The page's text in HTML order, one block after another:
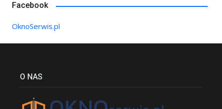
Facebook
OknoSerwis.pl
O NAS